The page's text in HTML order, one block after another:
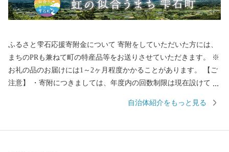
ふるさと雫石応援寄附金について 寄附をしていただいた方には、
まちのPRも兼ねて町の特産品等をお送りさせていただきます。 ※
お礼の品のお届けには1～2ヶ月程度かかることがあります。 【ご
注意】 ・寄附につきましては、年度内の回数制限は現在設けてお
は、雫石町外にお住まいの方に限らせていただきます。 ■□
自治体紹介をもっと見る